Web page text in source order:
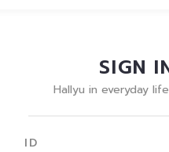
SIGN
Hallyu in everyday
ID